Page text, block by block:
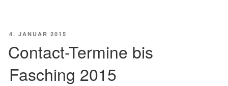
VERÖFFENTLICHT
4. JANUAR 2015
Contact-Termine bis
Fasching 2015